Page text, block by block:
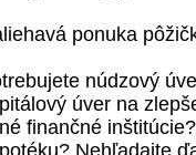
ponuka
núdzový
úver na
finančné
Nehľadajte